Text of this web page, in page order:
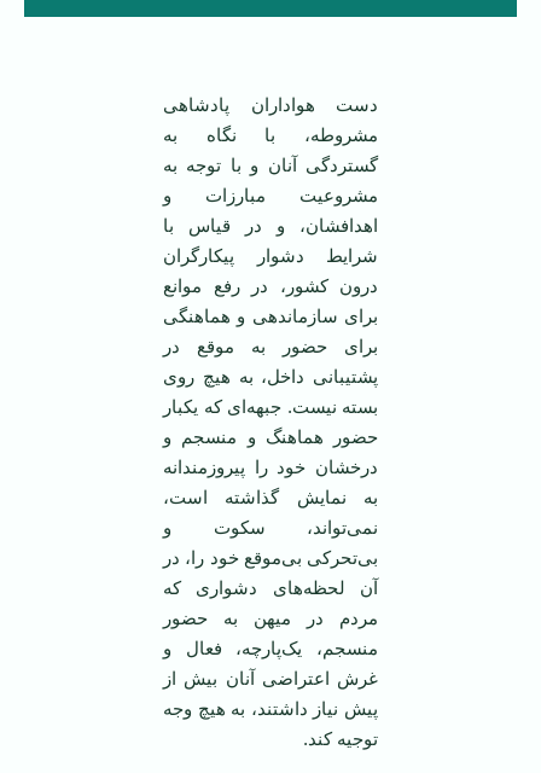
دست هواداران پادشاهی
مشروطه، با نگاه به
گستردگی آنان و با توجه به
مشروعیت مبارزات و
اهدافشان، و در قیاس با
شرایط دشوار پیکارگران
درون کشور، در رفع موانع
برای سازماندهی و هماهنگی
برای حضور به موقع در
پشتیبانی داخل، به هیچ روی
بسته نیست. جبهه‌ای که یکبار
حضور هماهنگ و منسجم و
درخشان خود را پیروزمندانه
به نمایش گذاشته است،
نمی‌تواند، سکوت و
بی‌تحرکی بی‌موقع خود را، در
آن لحظه‌های دشواری که
مردم در میهن به حضور
منسجم، یک‌پارچه، فعال و
غرش اعتراضی آنان بیش از
پیش نیاز داشتند، به هیچ وجه
توجیه کند.